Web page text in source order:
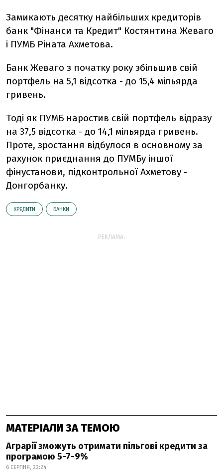
Замикають десятку найбільших кредиторів
банк "Фінанси та Кредит" Костянтина Жеваго
і ПУМБ Ріната Ахметова.
Банк Жеваго з початку року збільшив свій
портфель на 5,1 відсотка - до 15,4 мільярда
гривень.
Тоді як ПУМБ наростив свій портфель відразу
на 37,5 відсотка - до 14,1 мільярда гривень.
Проте, зростання відбулося в основному за
рахунок приєднання до ПУМБу іншої
фінустанови, підконтрольної Ахметову -
Донгорбанку.
КРЕДИТИ БАНКИ
РЕКЛАМА:
МАТЕРІАЛИ ЗА ТЕМОЮ
Аграрії зможуть отримати пільгові кредити за
програмою 5-7-9%
6 СЕРПНЯ, 22:24